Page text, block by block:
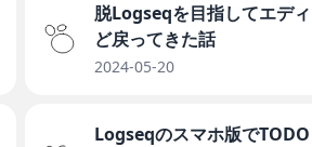
脱Logseqを目指してエデ
ど戻ってきた話
2024-05-20
Logseqのスマホ版で